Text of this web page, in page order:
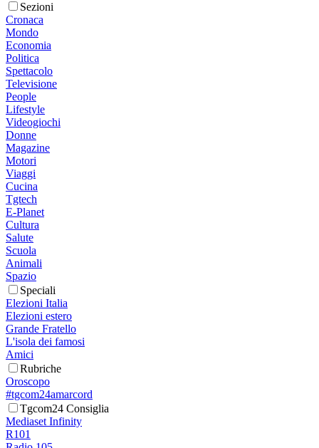
Sezioni
Cronaca
Mondo
Economia
Politica
Spettacolo
Televisione
People
Lifestyle
Videogiochi
Donne
Magazine
Motori
Viaggi
Cucina
Tgtech
E-Planet
Cultura
Salute
Scuola
Animali
Spazio
Speciali
Elezioni Italia
Elezioni estero
Grande Fratello
L'isola dei famosi
Amici
Rubriche
Oroscopo
#tgcom24amarcord
Tgcom24 Consiglia
Mediaset Infinity
R101